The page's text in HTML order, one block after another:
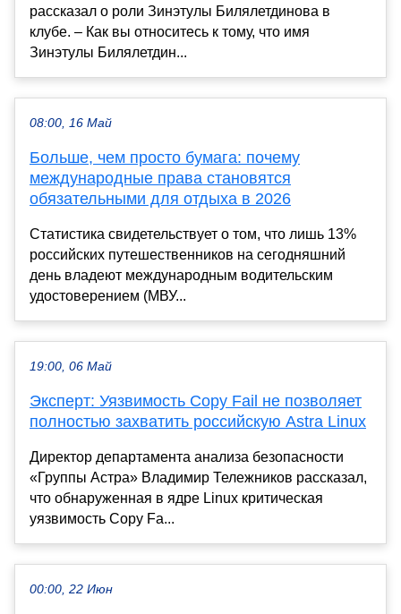
рассказал о роли Зинэтулы Билялетдинова в
клубе. – Как вы относитесь к тому, что имя
Зинэтулы Билялетдин...
08:00, 16 Май
Больше, чем просто бумага: почему
международные права становятся
обязательными для отдыха в 2026
Статистика свидетельствует о том, что лишь 13%
российских путешественников на сегодняшний
день владеют международным водительским
удостоверением (МВУ...
19:00, 06 Май
Эксперт: Уязвимость Copy Fail не позволяет
полностью захватить российскую Astra Linux
Директор департамента анализа безопасности
«Группы Астра» Владимир Тележников рассказал,
что обнаруженная в ядре Linux критическая
уязвимость Copy Fa...
00:00, 22 Июн